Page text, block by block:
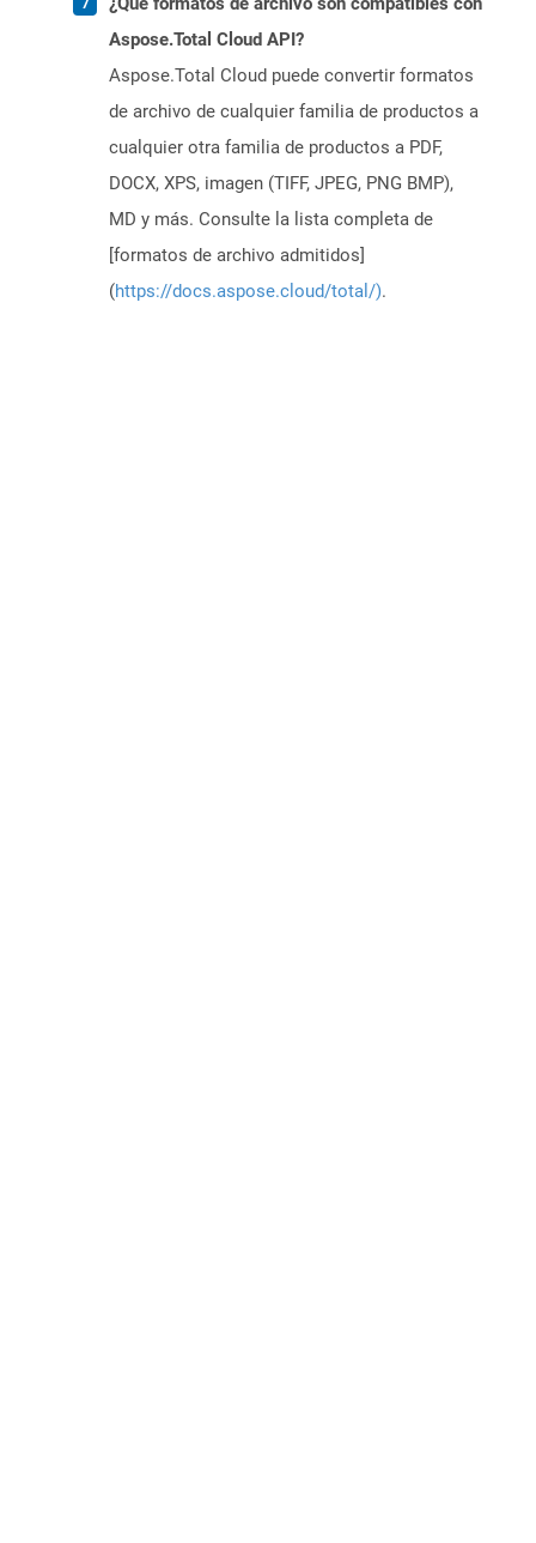
Aspose.Total Cloud API?
Aspose.Total Cloud puede convertir formatos
de archivo de cualquier familia de productos a
cualquier otra familia de productos a PDF,
DOCX, XPS, imagen (TIFF, JPEG, PNG BMP),
MD y más. Consulte la lista completa de
[formatos de archivo admitidos]
(https://docs.aspose.cloud/total/).